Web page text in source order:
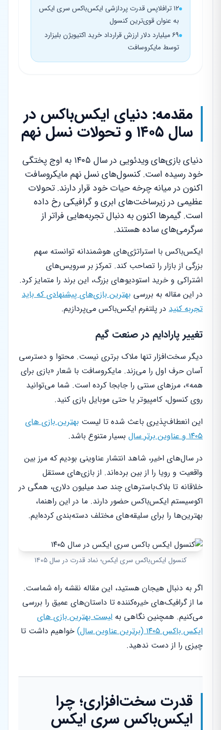
۱۲ ترافلاپس قدرت پردازشی ایکس‌باکس سری ایکس
به عنوان قوی‌ترین کنسول
۶۹ میلیارد دلار ارزش قرارداد خرید اکتیویژن بلیزارد
توسط مایکروسافت
مقدمه: دنیای ایکس‌باکس در
سال ۱۴۰۵ و تحولات نسل نهم
دنیای بازی‌های ویدئویی در سال ۱۴۰۵ به اوج پختگی
خود رسیده است. کنسول‌های نسل نهم مایکروسافت
اکنون در میانه چرخه حیات خود قرار دارند. تحولات
عظیمی در زیرساخت‌های ابری و گرافیکی رخ داده
است. گیمرها اکنون به دنبال تجربه‌هایی فراتر از
سرگرمی‌های ساده هستند.
ایکس‌باکس با استراتژی‌های هوشمندانه توانسته سهم
بزرگی از بازار را تصاحب کند. تمرکز بر سرویس‌های
اشتراکی و خرید استودیوهای بزرگ، این برند را متمایز کرد.
در این مقاله به بررسی بهترین بازی‌های پیشنهادی که باید
تجربه کنید در پلتفرم ایکس‌باکس می‌پردازیم.
تغییر پارادایم در صنعت گیم
دیگر سخت‌افزار تنها ملاک برتری نیست. محتوا و دسترسی
آسان حرف اول را می‌زند. مایکروسافت با شعار «بازی برای
همه»، مرزهای سنتی را جابجا کرده است. شما می‌توانید
روی کنسول، کامپیوتر یا حتی موبایل بازی کنید.
این انعطاف‌پذیری باعث شده تا لیست بهترین بازی های
۱۴۰۵ و عناوین برتر سال
بسیار متنوع باشد.
در سال‌های اخیر، شاهد انتشار عناوینی بودیم که مرز بین
واقعیت و رویا را از بین برده‌اند. از بازی‌های مستقل
خلاقانه تا بلاک‌باسترهای چند صد میلیون دلاری، همگی در
اکوسیستم ایکس‌باکس حضور دارند. ما در این راهنما،
بهترین‌ها را برای سلیقه‌های مختلف دسته‌بندی کرده‌ایم.
کنسول ایکس‌باکس سری ایکس؛ نماد قدرت در سال ۱۴۰۵
اگر به دنبال هیجان هستید، این مقاله نقشه راه شماست.
ما از گرافیک‌های خیره‌کننده تا داستان‌های عمیق را بررسی
می‌کنیم. همچنین نگاهی به لیست بهترین بازی های
ایکس باکس ۱۴۰۵ (برترین عناوین سال)
خواهیم داشت تا
چیزی را از دست ندهید.
قدرت سخت‌افزاری؛ چرا
ایکس‌باکس سری ایکس